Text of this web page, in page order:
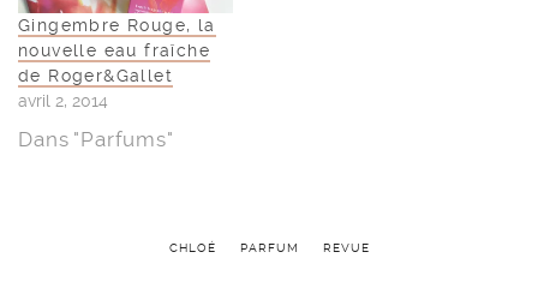
Gingembre Rouge, la
nouvelle eau fraîche
de Roger&Gallet
avril 2, 2014
Dans "Parfums"
CHLOÉ PARFUM REVUE